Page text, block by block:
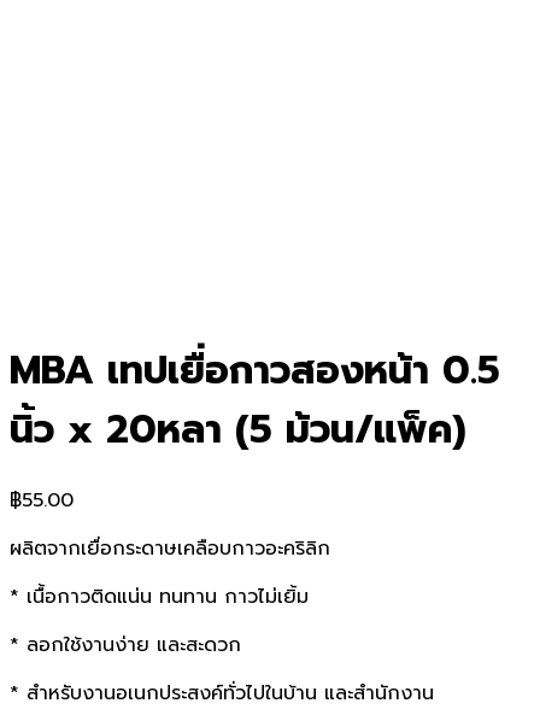
MBA เทปเยื่อกาวสองหน้า 0.5
นิ้ว x 20หลา (5 ม้วน/แพ็ค)
฿55.00
ผลิตจากเยื่อกระดาษเคลือบกาวอะคริลิก
* เนื้อกาวติดแน่น ทนทาน กาวไม่เยิ้ม
* ลอกใช้งานง่าย และสะดวก
* สำหรับงานอเนกประสงค์ทั่วไปในบ้าน และสำนักงาน